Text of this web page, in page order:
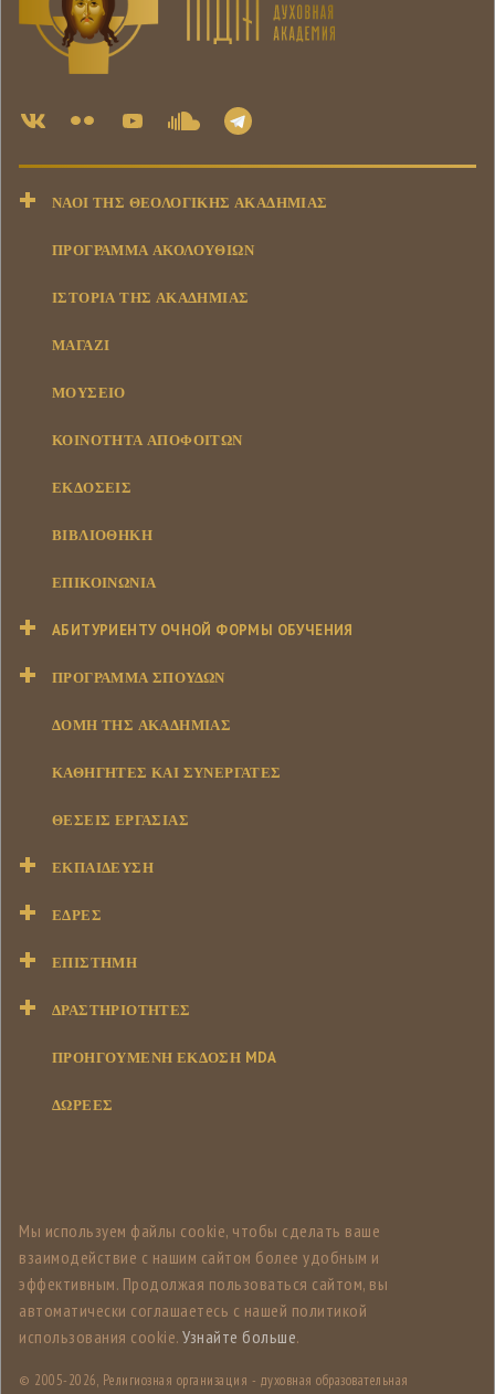
ΝΑΟΊ ΤΗΣ ΘΕΟΛΟΓΙΚΉΣ ΑΚΑΔΗΜΊΑΣ
ΠΡΟΓΡΑΜΜΑ ΑΚΟΛΟΥΘΙΩΝ
ΙΣΤΟΡΊΑ ΤΗΣ ΑΚΑΔΗΜΊΑΣ
ΜΑΓΑΖΊ
ΜΟΥΣΕΊΟ
ΚΟΙΝΌΤΗΤΑ ΑΠΟΦΟΊΤΩΝ
ΕΚΔΌΣΕΙΣ
ΒΙΒΛΙΟΘΉΚΗ
ΕΠΙΚΟΙΝΩΝΊΑ
АБИТУРИЕНТУ ОЧНОЙ ФОРМЫ ОБУЧЕНИЯ
ΠΡΌΓΡΑΜΜΑ ΣΠΟΥΔΏΝ
ΔΟΜΉ ΤΗΣ ΑΚΑΔΗΜΊΑΣ
ΚΑΘΗΓΗΤΈΣ ΚΑΙ ΣΥΝΕΡΓΆΤΕΣ
ΘΈΣΕΙΣ ΕΡΓΑΣΊΑΣ
ΕΚΠΑΊΔΕΥΣΗ
ΕΔΡΕΣ
ΕΠΙΣΤΉΜΗ
ΔΡΑΣΤΗΡΙΌΤΗΤΕΣ
ΠΡΟΗΓΟΥΜΕΝΗ ΕΚΔΟΣΗ MDA
ΔΩΡΕΕΣ
Мы используем файлы cookie, чтобы сделать ваше
взаимодействие с нашим сайтом более удобным и
эффективным. Продолжая пользоваться сайтом, вы
автоматически соглашаетесь с нашей политикой
использования cookie. Узнайте больше.
© 2005-2026, Религиозная организация - духовная образовательная